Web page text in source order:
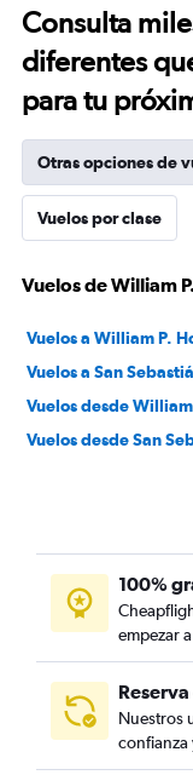
Consulta
diferentes
para tu
Otras opciones de
Vuelos por clase
Vuelos de William
Vuelos a William P.
Vuelos a San
Vuelos desde
Vuelos desde San
100%
empezar
Nuestros
confianza